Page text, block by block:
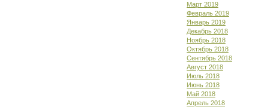
Март 2019
Февраль 2019
Январь 2019
Декабрь 2018
Ноябрь 2018
Октябрь 2018
Сентябрь 2018
Август 2018
Июль 2018
Июнь 2018
Май 2018
Апрель 2018